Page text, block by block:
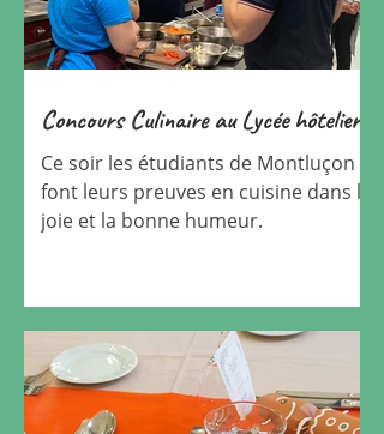
Concours Culinaire au Lycée hôtelier.
Ce soir les étudiants de Montluçon
font leurs preuves en cuisine dans la
joie et la bonne humeur.